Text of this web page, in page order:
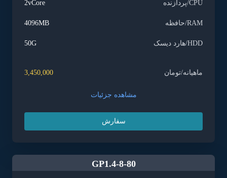
CPU/پردازنده 2vCore
RAM/حافظه 4096MB
HDD/هارد دیسک 50G
ماهیانه/تومان 3,450,000
مشاهده جزئیات
سفارش
GP1.4-8-80